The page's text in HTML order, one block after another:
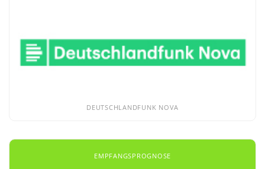
DEUTSCHLANDFUNK NOVA
EMPFANGSPROGNOSE